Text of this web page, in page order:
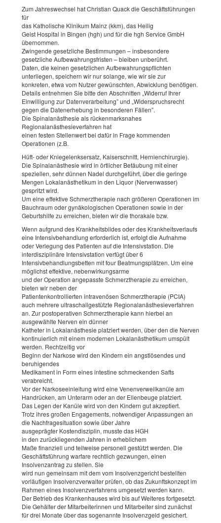
Zum Jahreswechsel hat Christian Quack die Geschäftsführungen
für
das Katholische Klinikum Mainz (kkm), das Heilig
Geist Hospital in Bingen (hgh) und für die hgh Service GmbH
übernommen.
Zwingende gesetzliche Bestimmungen – insbesondere
gesetzliche Aufbewahrungsfristen – bleiben unberührt.
Daten, die keinen gesetzlichen Aufbewahrungspflichten
unterliegen, speichern wir nur solange, wie wir sie zur
konkreten, etwa vom Nutzer gewünschten, Abwicklung benötigen.
Details entnehmen Sie bitte den Abschnitten „Widerruf Ihrer
Einwilligung zur Datenverarbeitung” und „Widerspruchsrecht
gegen die Datenerhebung in besonderen Fällen”.
Die Spinalanästhesie als rückenmarksnahes
Regionalanästhesieverfahren hat
einen festen Stellenwert bei dafür in Frage kommenden
Operationen (z.B.
Hüft- oder Kniegelenksersatz, Kaiserschnitt, Hernienchirurgie).
Die Spinalanästhesie wird in örtlicher Betäubung mit einer
speziellen, sehr dünnen Nadel durchgeführt, über die geringe
Mengen Lokalanästhetikum in den Liquor (Nervenwasser)
gespritzt wird.
Um eine effektive Schmerztherapie nach größeren Operationen im
Bauchraum oder gynäkologischen Operationen sowie in der
Geburtshilfe zu erreichen, bieten wir die thorakale bzw.
Wenn aufgrund des Krankheitsbildes oder des Krankheitsverlaufs
eine Intensivbehandlung erforderlich ist, erfolgt die Aufnahme
oder Verlegung des Patienten auf die Intensivstation. Die
interdisziplinäre Intensivstation verfügt über 6
Intensivbehandlungsbetten mit four Beatmungsplätzen. Um eine
möglichst effektive, nebenwirkungsarme
und der Operation angepasste Schmerztherapie zu erreichen,
bieten wir neben der
Patientenkontrollierten intravenösen Schmerztherapie (PCIA)
auch mehrere ultraschallgestützte Regionalanästhesieverfahren
an. Zur postoperativen Schmerztherapie kann hierbei an
ausgewählte Nerven ein dünner
Katheter in Lokalanästhesie platziert werden, über den die Nerven
kontinuierlich mit einem modernen Lokalanästhetikum umspült
werden. Rechtzeitig vor
Beginn der Narkose wird den Kindern ein angstlösendes und
beruhigendes
Medikament in Form eines intestine schmeckenden Safts
verabreicht.
Vor der Narkoseeinleitung wird eine Venenverweilkanüle am
Handrücken, am Unterarm oder an der Ellenbeuge platziert.
Das Legen der Kanüle wird von den Kindern gut akzeptiert.
Trotz ihres großen Engagements, notwendiger Anpassungen an
die Nachfragesituation sowie über Jahre
ausgeprägter Kostendisziplin, musste das HGH
in den zurückliegenden Jahren in erheblichem
Maße finanziell und teilweise personell gestützt werden. Die
Geschäftsführung warfare rechtlich gezwungen, einen
Insolvenzantrag zu stellen. Sie
wird nun gemeinsam mit dem vom Insolvenzgericht bestellten
vorläufigen Insolvenzverwalter prüfen, ob das Zukunftskonzept im
Rahmen eines Insolvenzverfahrens umgesetzt werden kann.
Der Betrieb des Krankenhauses wird bis auf Weiteres fortgesetzt.
Die Gehälter der Mitarbeiterinnen und Mitarbeiter sind zunächst
für drei Monate über das sogenannte Insolvenzgeld gesichert.